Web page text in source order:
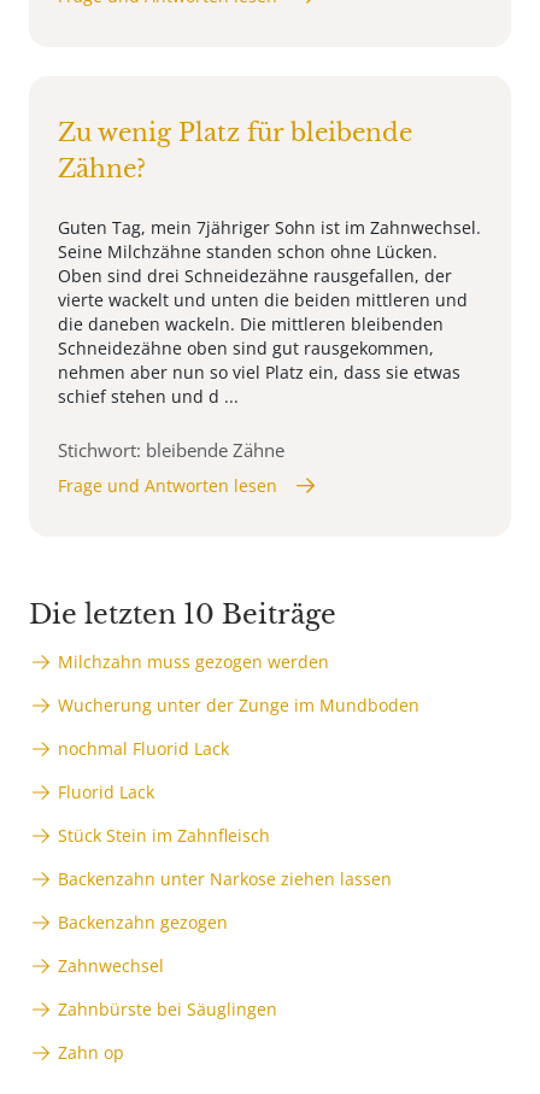
Zu wenig Platz für bleibende
Zähne?
Guten Tag, mein 7jähriger Sohn ist im Zahnwechsel.
Seine Milchzähne standen schon ohne Lücken.
Oben sind drei Schneidezähne rausgefallen, der
vierte wackelt und unten die beiden mittleren und
die daneben wackeln. Die mittleren bleibenden
Schneidezähne oben sind gut rausgekommen,
nehmen aber nun so viel Platz ein, dass sie etwas
schief stehen und d ...
Stichwort: bleibende Zähne
Frage und Antworten lesen
Die letzten 10 Beiträge
Milchzahn muss gezogen werden
Wucherung unter der Zunge im Mundboden
nochmal Fluorid Lack
Fluorid Lack
Stück Stein im Zahnfleisch
Backenzahn unter Narkose ziehen lassen
Backenzahn gezogen
Zahnwechsel
Zahnbürste bei Säuglingen
Zahn op